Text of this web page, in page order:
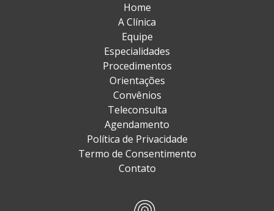
Home
A Clínica
Equipe
Especialidades
Procedimentos
Orientações
Convênios
Teleconsulta
Agendamento
Política de Privacidade
Termo de Consentimento
Contato